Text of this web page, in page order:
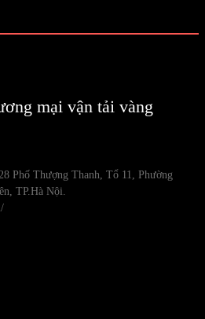
mại vận tải vàng
Phố Thượng Thanh, Tổ 11, Phường
TP.Hà Nội.